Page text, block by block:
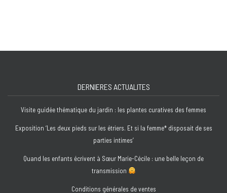
DERNIERES ACTUALITES
Visite guidée thématique du jardin : les plantes curatives des femmes
Exposition ‘Les deux pieds sur les étriers. Et si la femme* disposait de ses
parties intimes’
Quand les enfants écrivent à Sœur Marie-Cécile : une belle leçon de
transmission
Conditions générales de ventes